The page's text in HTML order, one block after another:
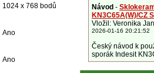
1024 x 768 bodů
Ano
Ano
Návod -
KN3C65A(W)/CZ
Vložil: Veronika
2026-01-16 20:21:52
Český návod k
sporák Indesit